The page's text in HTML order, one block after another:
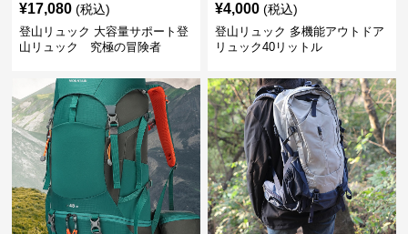
¥17,080 (税込)
登山リュック 大容量サポート登
山リュック 究極の冒険者
¥4,000 (税込)
登山リュック 多機能アウトドア
リュック40リットル